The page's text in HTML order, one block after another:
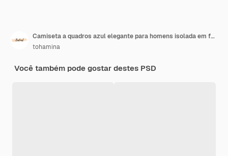
Camiseta a quadros azul elegante para homens isolada em fundo transparente
tohamina
Você também pode gostar destes PSD